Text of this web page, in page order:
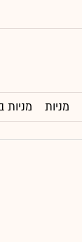
מניות מניות